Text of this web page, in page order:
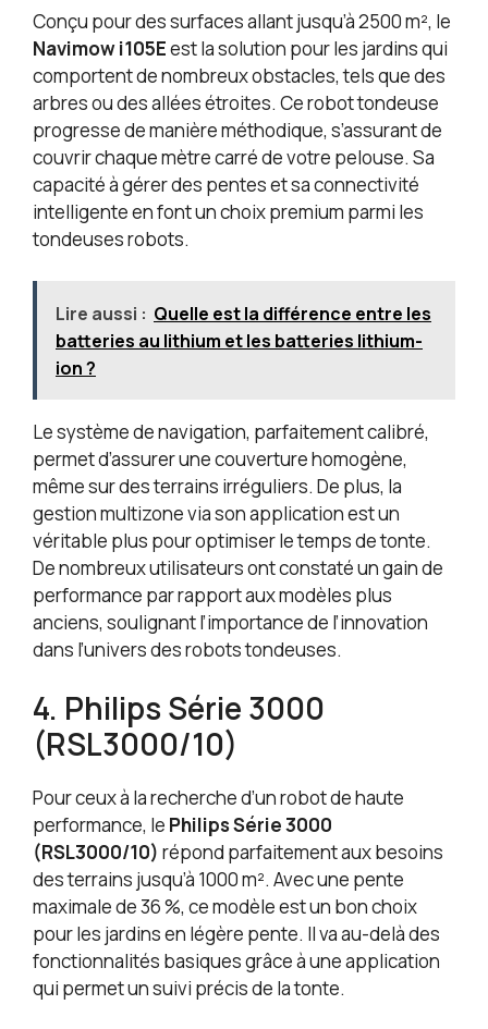
Conçu pour des surfaces allant jusqu’à 2500 m², le
Navimow i105Eest la solution pour les jardins qui
comportent de nombreux obstacles, tels que des
arbres ou des allées étroites. Ce robot tondeuse
progresse de manière méthodique, s’assurant de
couvrir chaque mètre carré de votre pelouse. Sa
capacité à gérer des pentes et sa connectivité
intelligente en font un choix premium parmi les
tondeuses robots.
Lire aussi : Quelle est la différence entre les
batteries au lithium et les batteries lithium-
ion ?
Le système de navigation, parfaitement calibré,
permet d’assurer une couverture homogène,
même sur des terrains irréguliers. De plus, la
gestion multizone via son application est un
véritable plus pour optimiser le temps de tonte.
De nombreux utilisateurs ont constaté un gain de
performance par rapport aux modèles plus
anciens, soulignant l’importance de l’innovation
dans l’univers des robots tondeuses.
4. Philips Série 3000
(RSL3000/10)
Pour ceux à la recherche d’un robot de haute
performance, le Philips Série 3000
(RSL3000/10) répond parfaitement aux besoins
des terrains jusqu’à 1000 m². Avec une pente
maximale de 36 %, ce modèle est un bon choix
pour les jardins en légère pente. Il va au-delà des
fonctionnalités basiques grâce à une application
qui permet un suivi précis de la tonte.